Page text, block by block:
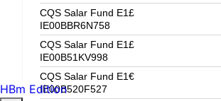
CQS Salar Fund E1£
IE00BBR6N758
CQS Salar Fund E1£
IE00B51KV998
CQS Salar Fund E1€
IE00B520F527
HBm Edition